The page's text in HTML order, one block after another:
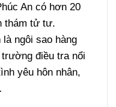
An có hơn 20
thám tử tư.
ngôi sao hàng
điều tra nổi
yêu hôn nhân,